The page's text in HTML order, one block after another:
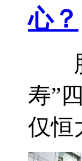
心？
股
寿”
仅恒